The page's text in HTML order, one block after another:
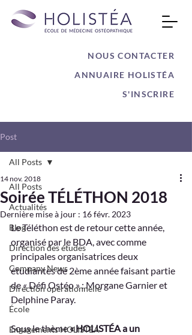
NOUS CONTACTER
ANNUAIRE HOLISTÉA
S'INSCRIRE
Post
All Posts
Actualités
Blog
Direction des études
Company News
Direction opérationnelle
École
Engagements HOLISTÉA
All Posts
Soirée TÉLÉTHON 2018
14 nov. 2018
Dernière mise à jour : 16 févr. 2023
Le Téléthon est de retour cette année,
organisé par le BDA, avec comme
principales organisatrices deux
étudiantes de 2ème année faisant partie
de « Défi Ostéo » : Morgane Garnier et
Delphine Paray.
Sous le thème « HOLISTÉA a un